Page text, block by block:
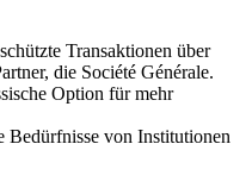
Transaktionen über
die Société Générale.
Option für mehr
Bedürfnisse von Institutionen